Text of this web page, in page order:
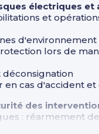
électriques
et
d'environnement
lors de
déconsignation
en cas d'accident
des
: réarmement
sur platines